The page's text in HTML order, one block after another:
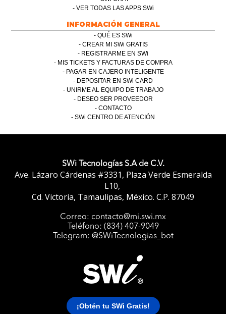
VER TODAS LAS APPS SWi
INFORMACIÓN GENERAL
QUÉ ES SWi
CREAR MI SWi GRATIS
REGISTRARME EN SWi
MIS TICKETS Y FACTURAS DE COMPRA
PAGAR EN CAJERO INTELIGENTE
DEPOSITAR EN SWi CARD
UNIRME AL EQUIPO DE TRABAJO
DESEO SER PROVEEDOR
CONTACTO
SWi CENTRO DE ATENCIÓN
SWi Tecnologías S.A de C.V.
Ave. Lázaro Cárdenas #3331, Plaza Verde Esmeralda
L10,
Cd. Victoria, Tamaulipas, México. C.P. 87049
Correo: contacto@mi.swi.mx
Teléfono: (834) 407-9049
Telegram: @SWiTecnologias_bot
¡Obtén tu SWi Gratis!